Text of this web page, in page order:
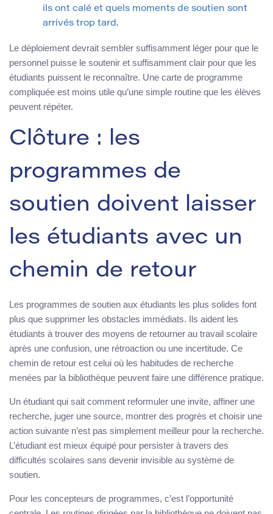
ils ont calé et quels moments de soutien sont
arrivés trop tard.
Le déploiement devrait sembler suffisamment léger pour que le
personnel puisse le soutenir et suffisamment clair pour que les
étudiants puissent le reconnaître. Une carte de programme
compliquée est moins utile qu’une simple routine que les élèves
peuvent répéter.
Clôture : les
programmes de
soutien doivent laisser
les étudiants avec un
chemin de retour
Les programmes de soutien aux étudiants les plus solides font
plus que supprimer les obstacles immédiats. Ils aident les
étudiants à trouver des moyens de retourner au travail scolaire
après une confusion, une rétroaction ou une incertitude. Ce
chemin de retour est celui où les habitudes de recherche
menées par la bibliothèque peuvent faire une différence pratique.
Un étudiant qui sait comment reformuler une invite, affiner une
recherche, juger une source, montrer des progrès et choisir une
action suivante n’est pas simplement meilleur pour la recherche.
L’étudiant est mieux équipé pour persister à travers des
difficultés scolaires sans devenir invisible au système de
soutien.
Pour les concepteurs de programmes, c’est l’opportunité